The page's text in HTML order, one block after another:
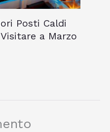
Posti Caldi
a Marzo